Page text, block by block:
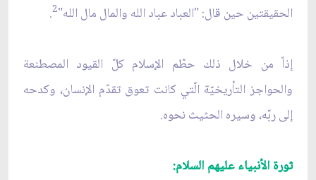
الحقيقتين حين قال: "العباد عباد الله والمال مال الله"2
.
إذاً من خلال ذلك حطّم الإسلام كلّ القيود المصطنعة
والحواجز التأريخيّة الّتي كانت تعوق تقدّم الإنسان، وكدحه
إلى ربّه، وسيره الحثيث نحوه.
ثورة الأنبياء عليهم السلام: